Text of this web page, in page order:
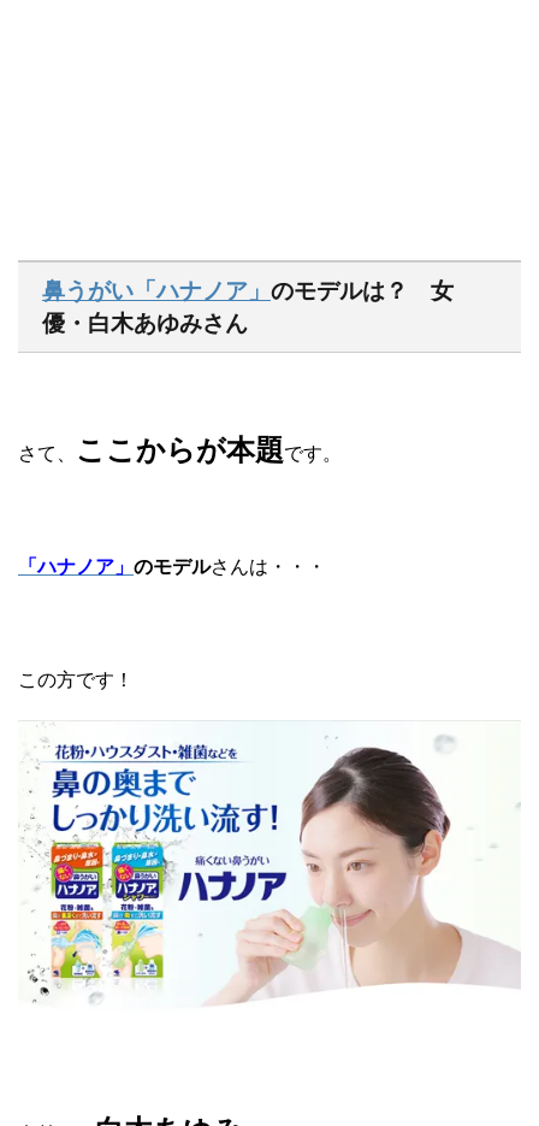
鼻うがい「ハナノア」 のモデルは？ 女
優・白木あゆみさん
さて、 ここからが本題です。
「ハナノア」 のモデルさんは・・・
この方です！